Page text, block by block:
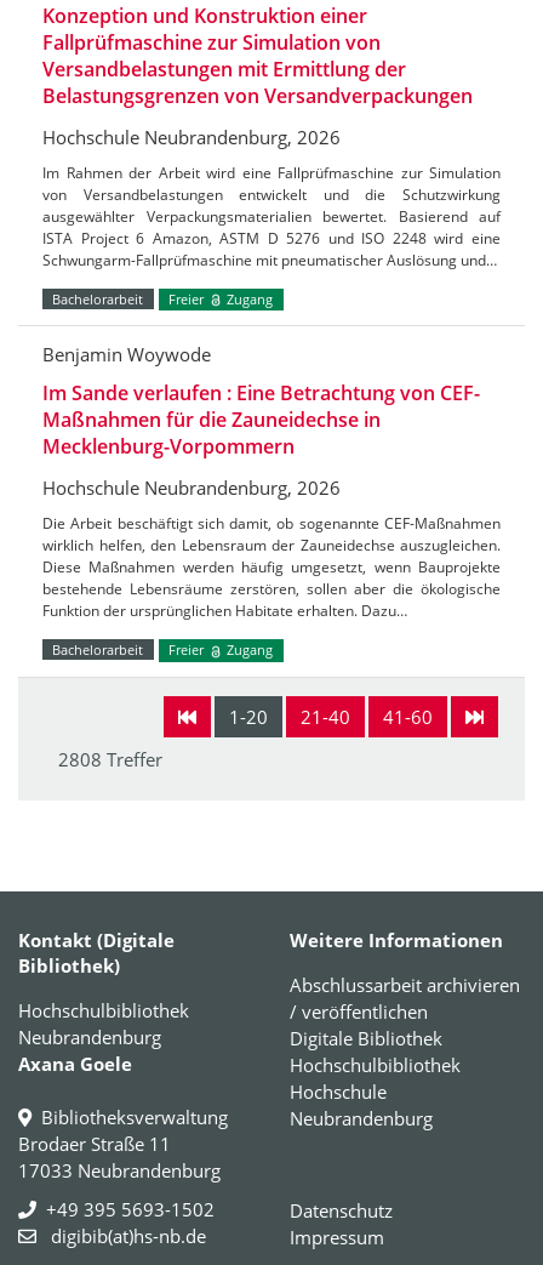
Konzeption und Konstruktion einer
Fallprüfmaschine zur Simulation von
Versandbelastungen mit Ermittlung der
Belastungsgrenzen von Versandverpackungen
Hochschule Neubrandenburg, 2026
Im Rahmen der Arbeit wird eine Fallprüfmaschine zur Simulation
von Versandbelastungen entwickelt und die Schutzwirkung
ausgewählter Verpackungsmaterialien bewertet. Basierend auf
ISTA Project 6 Amazon, ASTM D 5276 und ISO 2248 wird eine
Schwungarm-Fallprüfmaschine mit pneumatischer Auslösung und…
Bachelorarbeit Freier Zugang
Benjamin Woywode
Im Sande verlaufen : Eine Betrachtung von CEF-
Maßnahmen für die Zauneidechse in
Mecklenburg-Vorpommern
Hochschule Neubrandenburg, 2026
Die Arbeit beschäftigt sich damit, ob sogenannte CEF-Maßnahmen
wirklich helfen, den Lebensraum der Zauneidechse auszugleichen.
Diese Maßnahmen werden häufig umgesetzt, wenn Bauprojekte
bestehende Lebensräume zerstören, sollen aber die ökologische
Funktion der ursprünglichen Habitate erhalten. Dazu…
Bachelorarbeit Freier Zugang
1-20 21-40
41-60
2808 Treffer
Kontakt (Digitale
Bibliothek)
Hochschulbibliothek
Neubrandenburg
Axana Goele
Bibliotheksverwaltung
Brodaer Straße 11
17033 Neubrandenburg
+49 395 5693-1502
digibib(at)hs-nb.de
Weitere Informationen
Abschlussarbeit archivieren
/ veröffentlichen
Digitale Bibliothek
Hochschulbibliothek
Hochschule
Neubrandenburg
Datenschutz
Impressum